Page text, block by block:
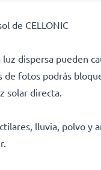
de CELLONIC
dispersa pueden
fotos podrás
solar directa.
lluvia, polvo y